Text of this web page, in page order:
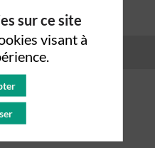
Mentions légales
sur ce site
visant à